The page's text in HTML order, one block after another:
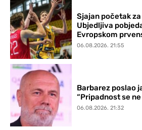
Sjajan početak
Ubjedljiva
Evropskom
06.08.2026. 21:55
Barbarez poslao
“Pripadnost se ne
06.08.2026. 21:32